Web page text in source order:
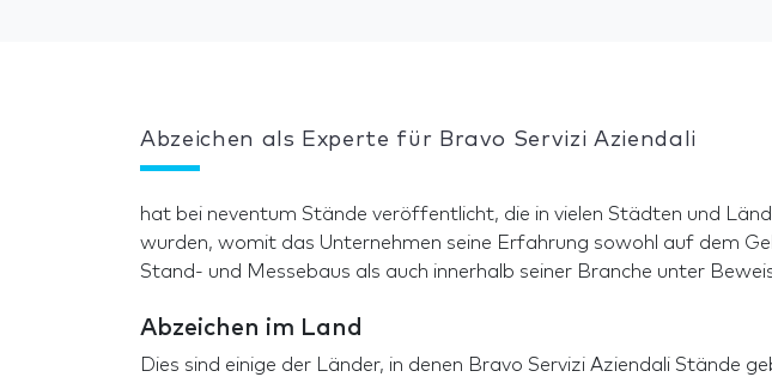
Abzeichen als Experte für Bravo Servizi Aziendali
hat bei neventum Stände veröffentlicht, die in vielen Städten und
wurden, womit das Unternehmen seine Erfahrung sowohl auf dem
Stand- und Messebaus als auch innerhalb seiner Branche unter
Abzeichen im Land
Dies sind einige der Länder, in denen Bravo Servizi Aziendali Stände